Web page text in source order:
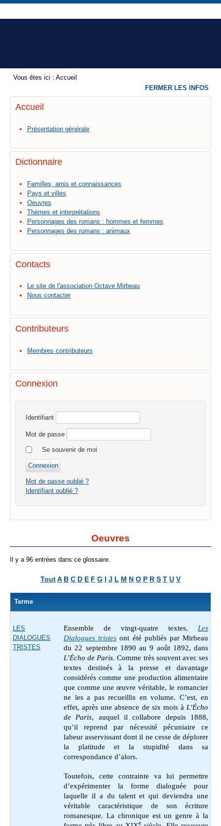
Vous êtes ici : Accueil
Accueil
Présentation générale
Dictionnaire
Familles, amis et connaissances
Pays et villes
Oeuvres
Thèmes et interprétations
Personnages des romans : hommes et femmes
Personnages des romans : animaux
Contacts
Le site de l'association Octave Mirbeau
Nous contacter
Contributeurs
Membres contributeurs
Connexion
Identifiant
Mot de passe
Se souvenir de moi
Mot de passe oublié ?
Identifiant oublié ?
Oeuvres
Il y a 96 entrées dans ce glossaire.
ToutA B C D E F G I J L M N O P R S T U V
Terme
LES
DIALOGUES
TRISTES
Ensemble de vingt-quatre textes, Les
Dialogues tristes ont été publiés par Mirbeau
du 22 septembre 1890 au 9 août 1892, dans
L’Écho de Paris. Comme très souvent avec ses
textes destinés à la presse et davantage
considérés comme une production alimentaire
que comme une œuvre véritable, le romancier
ne les a pas recueillis en volume. C’est, en
effet, après une absence de six mois à L’Écho
de Paris, auquel il collabore depuis 1888,
qu’il reprend par nécessité pécuniaire ce
labeur asservissant dont il ne cesse de déplorer
la platitude et la stupidité dans sa
correspondance d’alors.
Toutefois, cette contrainte va lui permettre
d’expérimenter la forme dialoguée pour
laquelle il a du talent et qui deviendra une
véritable caractéristique de son écriture
romanesque. La chronique est un genre à la
e
FERMER LES INFOS